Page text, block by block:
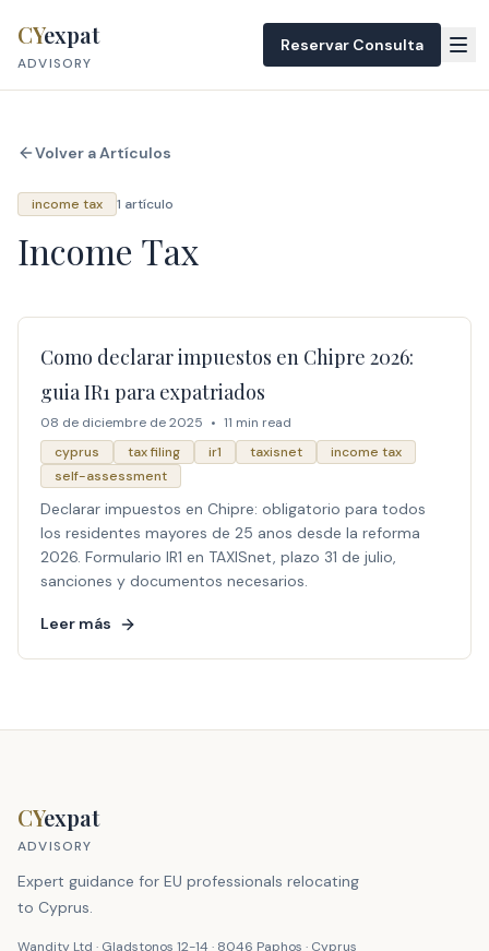
CYexpat
ADVISORY
Reservar Consulta
Volver a Artículos
income tax 1 artículo
Income Tax
Como declarar impuestos en Chipre 2026:
guia IR1 para expatriados
08 de diciembre de 2025 • 11 min read
cyprus
tax filing ir1 taxisnet
income tax
self-assessment
Declarar impuestos en Chipre: obligatorio para todos
los residentes mayores de 25 anos desde la reforma
2026. Formulario IR1 en TAXISnet, plazo 31 de julio,
sanciones y documentos necesarios.
Leer más
CYexpat
ADVISORY
Expert guidance for EU professionals relocating
to Cyprus.
Wandity Ltd · Gladstonos 12-14 · 8046 Paphos · Cyprus